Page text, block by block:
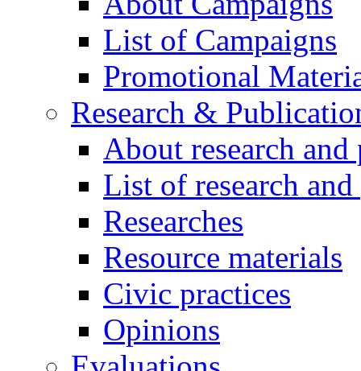
List of Campaigns
Promotional
Research &
About research
List of research
Researches
Resource materials
Civic practices
Opinions